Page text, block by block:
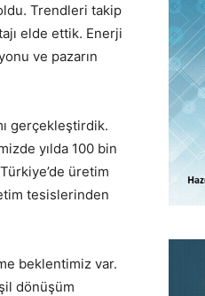
Trendleri takip
elde ettik. Enerji
ve pazarın
gerçekleştirdik.
yılda 100 bin
üretim
tesislerinden
beklentimiz var.
dönüşüm